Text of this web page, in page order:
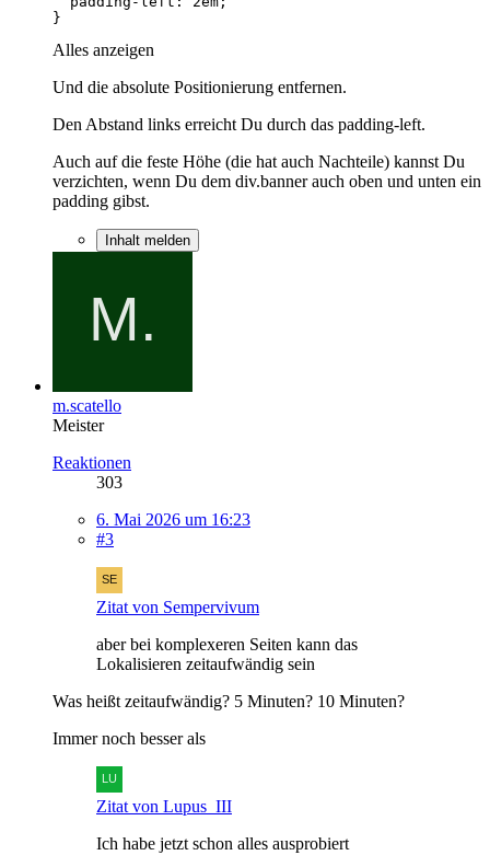
}
Alles anzeigen
Und die absolute Positionierung entfernen.
Den Abstand links erreicht Du durch das padding-left.
Auch auf die feste Höhe (die hat auch Nachteile) kannst Du
verzichten, wenn Du dem div.banner auch oben und unten ein
padding gibst.
Inhalt melden
m.scatello
Meister
Reaktionen
303
6. Mai 2026 um 16:23
#3
Zitat von Sempervivum
aber bei komplexeren Seiten kann das
Lokalisieren zeitaufwändig sein
Was heißt zeitaufwändig? 5 Minuten? 10 Minuten?
Immer noch besser als
Zitat von Lupus_III
Ich habe jetzt schon alles ausprobiert